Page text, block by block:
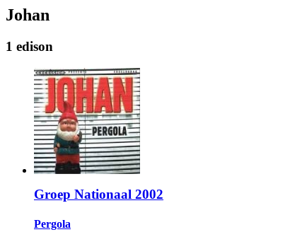
Johan
1 edison
Groep Nationaal 2002
Pergola